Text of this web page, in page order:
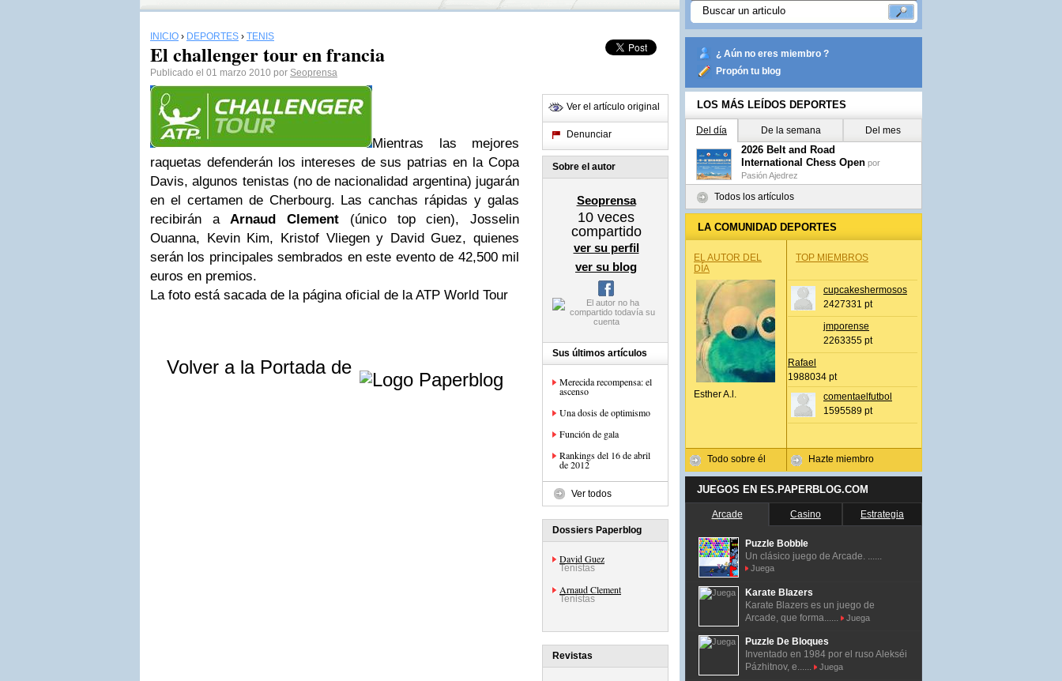
INICIO › DEPORTES › TENIS
El challenger tour en francia
Publicado el 01 marzo 2010 por Seoprensa
Mientras las mejores
raquetas defenderán los intereses de sus patrias en la Copa
Davis, algunos tenistas (no de nacionalidad argentina) jugarán
en el certamen de Cherbourg. Las canchas rápidas y galas
recibirán aArnaud Clement (único top cien), Josselin
Ouanna, Kevin Kim, Kristof Vliegen y David Guez, quienes
serán los principales sembrados en este evento de 42,500 mil
euros en premios.
La foto está sacada de la página oficial de la ATP World Tour
Volver a la Portada de
Ver el artículo original
Denunciar
Sobre el autor
Seoprensa
10 veces
compartido
ver su perfil
ver su blog
Sus últimos artículos
Merecida recompensa: el
ascenso
Una dosis de optimismo
Función de gala
Rankings del 16 de abril
de 2012
Ver todos
Dossiers Paperblog
David Guez
Tenistas
Arnaud Clement
Tenistas
Revistas
¿ Aún no eres miembro ?
Propón tu blog
LOS MÁS LEÍDOS DEPORTES
Del día De la semana Del mes
2026 Belt and Road
International Chess Open por
Pasión Ajedrez
Todos los artículos
LA COMUNIDAD DEPORTES
EL AUTOR DEL
DÍA
Esther A.l.
Todo sobre él
TOP MIEMBROS
cupcakeshermosos
2427331 pt
jmporense
2263355 pt
Rafael
1988034 pt
comentaelfutbol
1595589 pt
Hazte miembro
JUEGOS EN ES.PAPERBLOG.COM
Arcade Casino Estrategia
Puzzle Bobble
Un clásico juego de Arcade. ......
Juega
Karate Blazers
Karate Blazers es un juego de
Arcade, que forma......
Juega
Puzzle De Bloques
Inventado en 1984 por el ruso Alekséi
Pázhitnov, e......
Juega